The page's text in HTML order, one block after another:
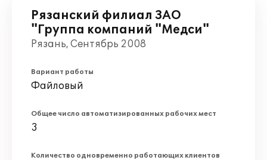
Рязанский филиал ЗАО
"Группа компаний "Медси"
Рязань, Сентябрь 2008
Вариант работы
Файловый
Общее число автоматизированных рабочих мест
3
Количество одновременно работающих клиентов